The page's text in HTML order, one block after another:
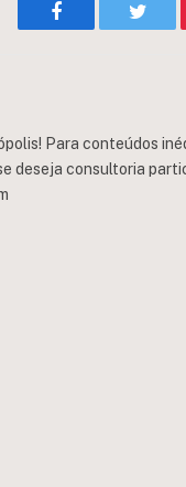
Facebook
Para conteúdos
deseja consultoria